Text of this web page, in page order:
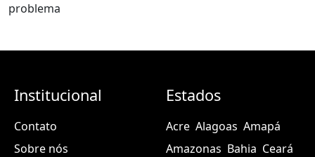
problema
Institucional
Contato
Sobre nós
Estados
Acre Alagoas Amapá
Amazonas Bahia Ceará